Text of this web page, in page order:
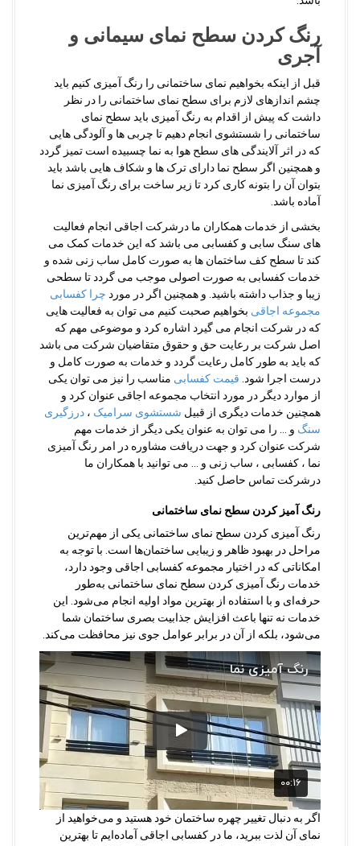
رنگ کردن سطح نمای سیمانی و
آجری
قبل از اینکه بخواهیم نمای ساختمانی را رنگ آمیزی کنیم باید
چشم اندازهای لازم برای سطح نمای ساختمانی را در نظر
داشت که پیش از اقدام به رنگ آمیزی باید سطح نمای
ساختمانی را شستشوی انجام دهیم تا چربی ها و آلودگی هایی
که در اثر آلایندگی های سطح هوا به نما چسبیده است تمیز گردد
و همچنین اگر سطح نما دارای ترک ها و شکاف هایی باشد باید
بتوان آن را بتونه کاری کرد تا زیر ساخت برای رنگ آمیزی نما
آماده باشد.
بخشی از خدمات همکاران ما درشرکت اجاقی انجام فعالیت
های سنگ سابی و کفسابی می باشد که این خدمات کمک می
کند تا سطح کف ساختمان ها به صورت کامل ساب زنی شده و
خدمات کفسابی به صورت اصولی موجب می گردد تا سطحی
زیبا و جذاب داشته باشید. و همچنین اگر در مورد چرا کفسابی
مجموعه اجاقی بخواهیم صحبت کنیم می توان به فعالیت هایی
که در شرکت انجام می گیرد اشاره کرد و موضوعی مهم که
اصل شرکت بر رعایت حق و حقوق متقاضیان شرکت می باشد
که باید به طور کامل رعایت گردد و خدمات به صورت کامل و
درست اجرا شود. قیمت کفسابی مناسب را نیز می توان یکی
از موارد دیگر در مورد انتخاب مجموعه اجاقی عنوان کرد و
همچنین خدمات دیگری از قبیل شستشوی سرامیک ، درزگیری
سنگ و … را می توان به عنوان یکی دیگر از خدمات مهم
شرکت عنوان کرد و جهت دریافت مشاوره در امر رنگ آمیزی
نما ، کفسابی ، ساب زنی و … می توانید با همکاران ما
درشرکت تماس حاصل کنید.
رنگ آمیز کردن سطح نمای ساختمانی
رنگ آمیزی کردن سطح نمای ساختمانی یکی از مهم‌ترین
مراحل در بهبود ظاهر و زیبایی ساختمان‌ها است. با توجه به
امکاناتی که در اختیار مجموعه کفسابی اجاقی وجود دارد،
خدمات رنگ آمیزی کردن سطح نمای ساختمانی به‌طور
حرفه‌ای و با استفاده از بهترین مواد اولیه انجام می‌شود. این
خدمات نه تنها باعث افزایش جذابیت بصری ساختمان شما
می‌شود، بلکه از آن در برابر عوامل جوی نیز محافظت می‌کند.
اگر به دنبال تغییر چهره ساختمان خود هستید و می‌خواهید از
نمای آن لذت ببرید، ما در کفسابی اجاقی آماده‌ایم تا بهترین